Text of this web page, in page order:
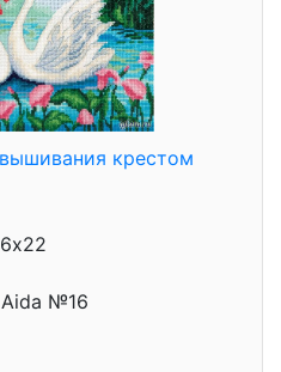
крестом
№16